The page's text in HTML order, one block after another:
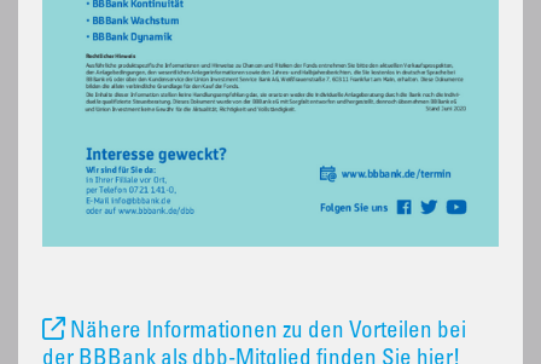
Nähere Informationen zu den Vorteilen bei